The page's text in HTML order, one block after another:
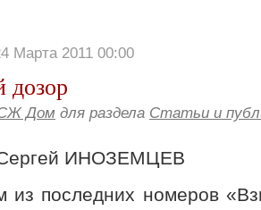
Марта 2011 00:00
дозор
Дом для раздела Статьи и
ИНОЗЕМЦЕВ
из последних номеров